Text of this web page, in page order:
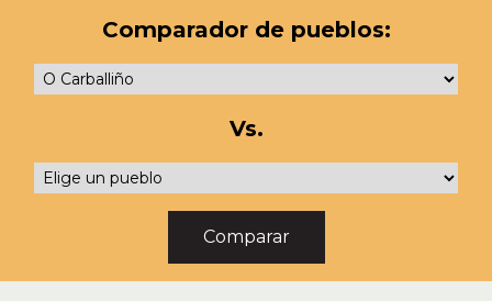
Comparador de pueblos:
Vs.